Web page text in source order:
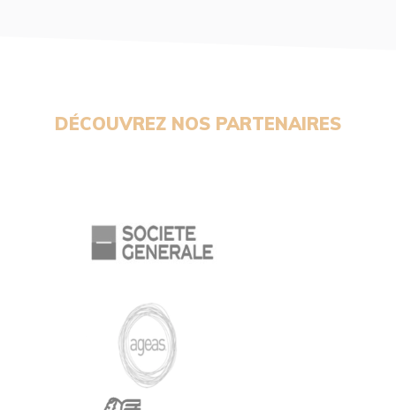
DÉCOUVREZ NOS PARTENAIRES